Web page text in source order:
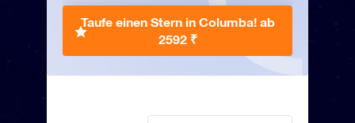
Taufe einen Stern in Columba! ab
2592 ₹